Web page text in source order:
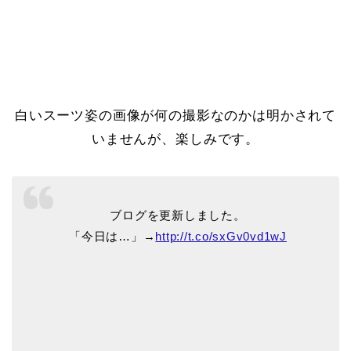
白いスーツ姿の画像が何の撮影なのかは明かされて
いませんが、楽しみです。
ブログを更新しました。
「今日は…」→ http://t.co/sxGv0vd1wJ